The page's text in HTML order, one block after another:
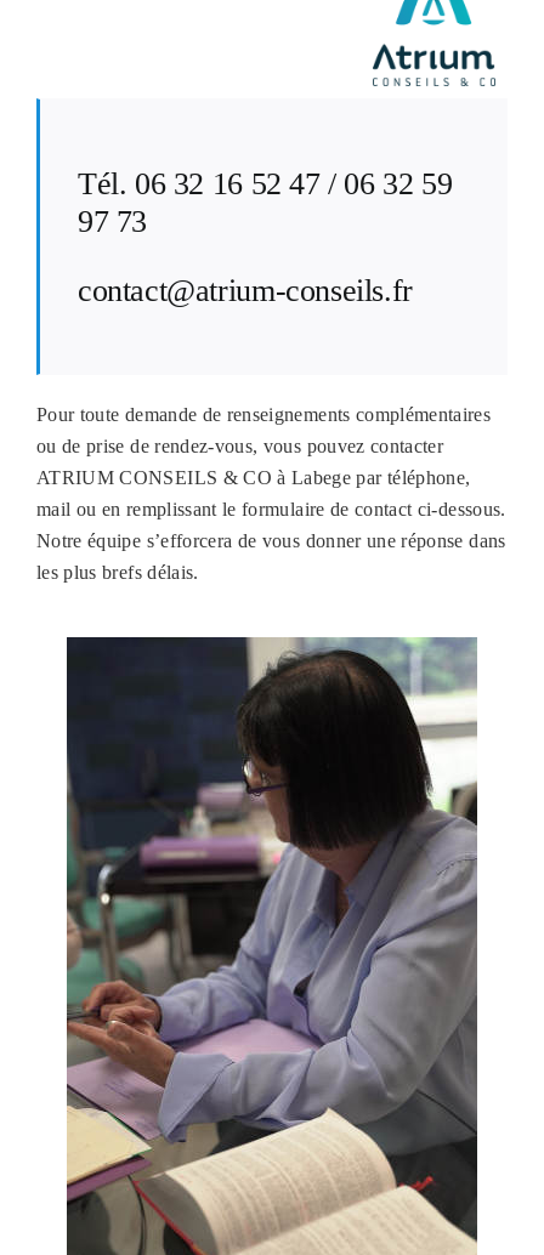
Tél. 06 32 16 52 47 / 06 32 59
97 73
contact@atrium-conseils.fr
Pour toute demande de renseignements complémentaires
ou de prise de rendez-vous, vous pouvez contacter
ATRIUM CONSEILS & CO à Labege par téléphone,
mail ou en remplissant le formulaire de contact ci-dessous.
Notre équipe s’efforcera de vous donner une réponse dans
les plus brefs délais.